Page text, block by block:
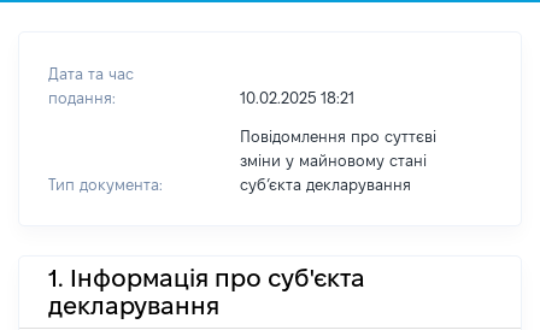
Дата та час
подання:
10.02.2025 18:21
Тип документа:
Повідомлення про суттєві
зміни у майновому стані
субʼєкта декларування
1. Інформація про суб'єкта
декларування